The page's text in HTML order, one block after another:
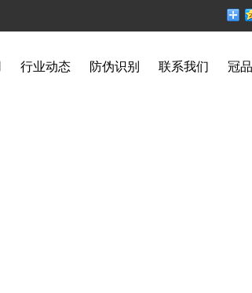
行业动态 防伪识别 联系我们 冠